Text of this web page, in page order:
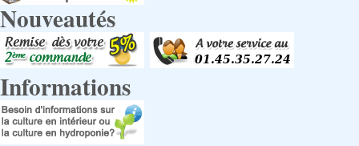
Nouveautés
Informations